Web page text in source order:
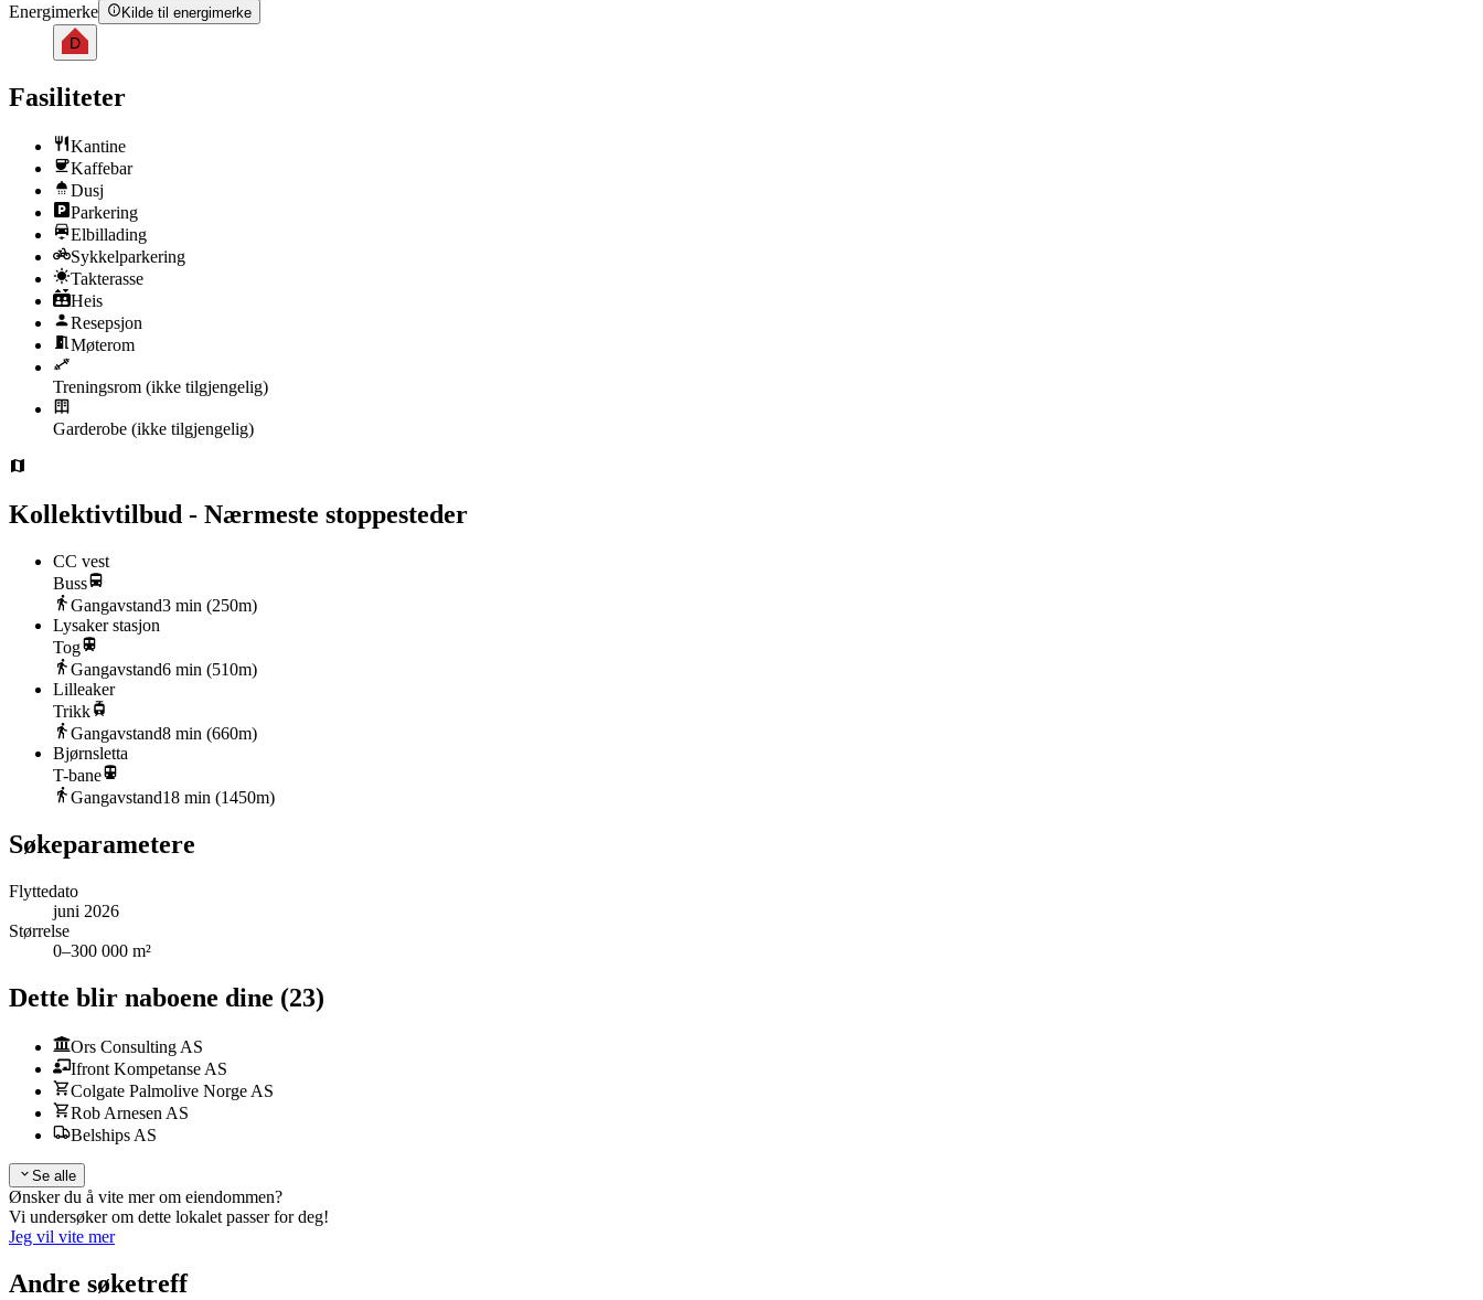
Energimerke
Kilde til energimerke
D
Fasiliteter
Kantine
Kaffebar
Dusj
Parkering
Elbillading
Sykkelparkering
Takterasse
Heis
Resepsjon
Møterom
Treningsrom (ikke tilgjengelig)
Garderobe (ikke tilgjengelig)
Kollektivtilbud - Nærmeste stoppesteder
CC vest
Buss
Gangavstand3 min (250m)
Lysaker stasjon
Tog
Gangavstand6 min (510m)
Lilleaker
Trikk
Gangavstand8 min (660m)
Bjørnsletta
T-bane
Gangavstand18 min (1450m)
Søkeparametere
Flyttedato
juni 2026
Størrelse
0–300 000 m²
Dette blir naboene dine (23)
Ors Consulting AS
Ifront Kompetanse AS
Colgate Palmolive Norge AS
Rob Arnesen AS
Belships AS
Se alle
Ønsker du å vite mer om eiendommen?
Vi undersøker om dette lokalet passer for deg!
Jeg vil vite mer
Andre søketreff